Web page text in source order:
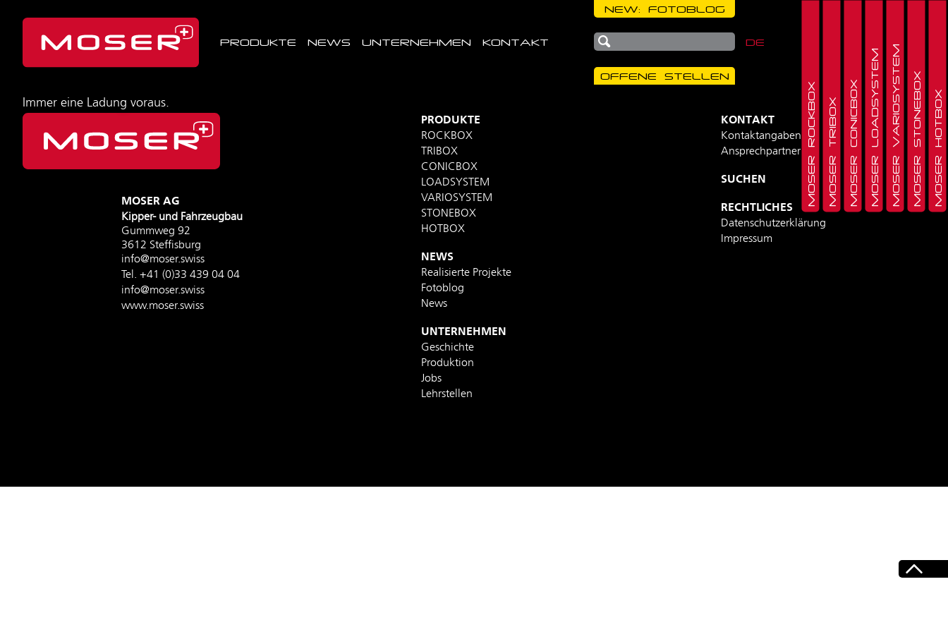
Immer eine Ladung voraus.
PRODUKTE NEWS UNTERNEHMEN KONTAKT DE
NEW: FOTOBLOG
OFFENE STELLEN
MOSER ROCKBOXMOSER TRIBOXMOSER CONICBOXMOSER LOADSYSTEMMOSER VARIOSYSTEMMOSER STONEBOXMOSER HOTBOX
MOSER AG
Kipper- und Fahrzeugbau
Gummweg 92
3612 Steffisburg
info@moser.swiss
Tel. +41 (0)33 439 04 04
info@moser.swiss
www.moser.swiss
PRODUKTE
ROCKBOX
TRIBOX
CONICBOX
LOADSYSTEM
VARIOSYSTEM
STONEBOX
HOTBOX
NEWS
Realisierte Projekte
Fotoblog
News
UNTERNEHMEN
Geschichte
Produktion
Jobs
Lehrstellen
KONTAKT
Kontaktangaben
Ansprechpartner
SUCHEN
RECHTLICHES
Datenschutzerklärung
Impressum